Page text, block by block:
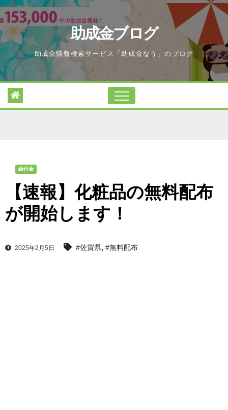
Skip
to
content
助成金ブログ
助成金情報検索サービス「助成金なう」のブログ
給付金
【速報】化粧品の無料配布
が開始します！
2025年2月5日 #佐賀県, #無料配布